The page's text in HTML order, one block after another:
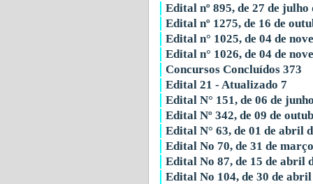
Edital nº 895, de 27 de julho
Edital nº 1275, de 16 de
Edital n° 1025, de 04 de
Edital n° 1026, de 04 de
Concursos Concluídos 373
Edital 21 - Atualizado 7
Edital N° 151, de 06 de
Edital Nº 342, de 09 de
Edital N° 63, de 01 de abril
Edital No 70, de 31 de
Edital No 87, de 15 de abril
Edital No 104, de 30 de